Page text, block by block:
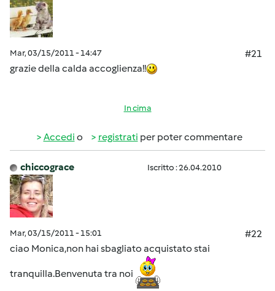
Mar, 03/15/2011 - 14:47
#21
grazie della calda accoglienza!!
In cima
Accedi o registrati per poter commentare
chiccograce Iscritto : 26.04.2010
Mar, 03/15/2011 - 15:01
#22
ciao Monica,non hai sbagliato acquistato stai
tranquilla.Benvenuta tra noi